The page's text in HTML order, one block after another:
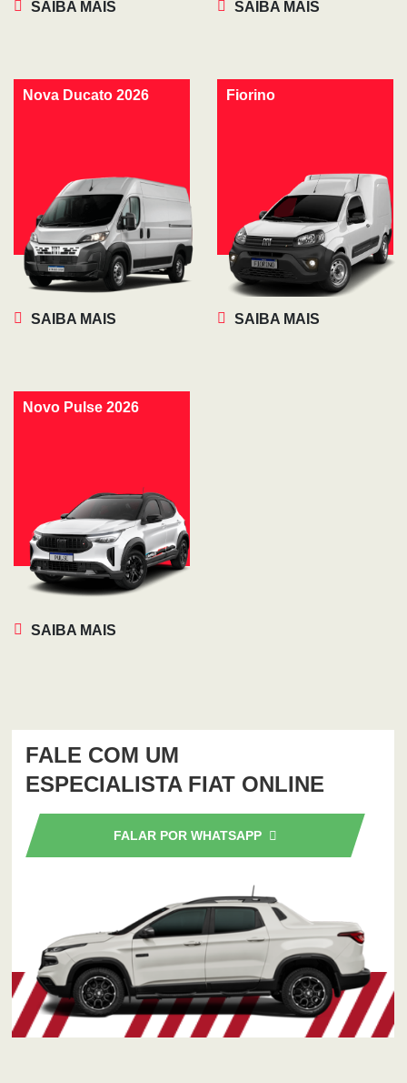
SAIBA MAIS SAIBA MAIS
Nova Ducato 2026
SAIBA MAIS
Fiorino
SAIBA MAIS
Novo Pulse 2026
SAIBA MAIS
FALE COM UM
ESPECIALISTA FIAT ONLINE
FALAR POR WHATSAPP